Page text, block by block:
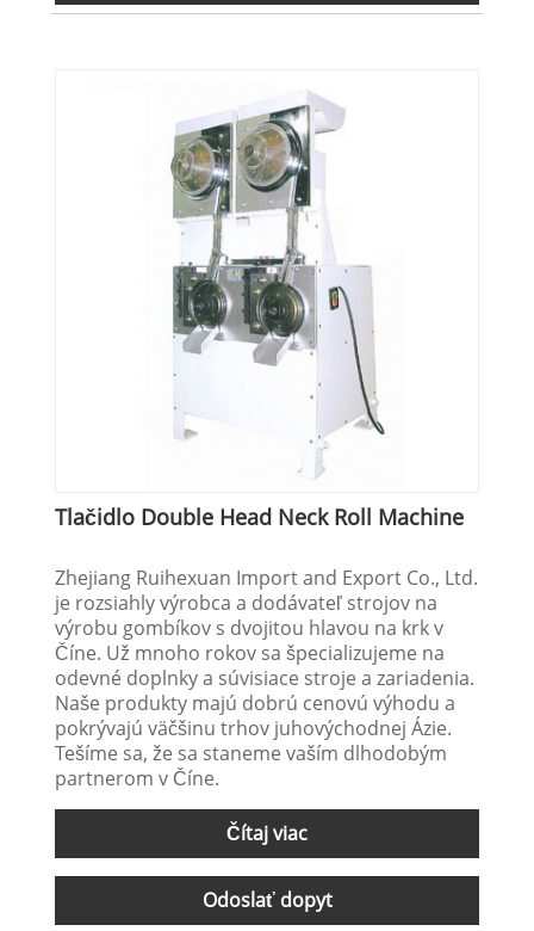
Tlačidlo Double Head Neck Roll Machine
Zhejiang Ruihexuan Import and Export Co., Ltd.
je rozsiahly výrobca a dodávateľ strojov na
výrobu gombíkov s dvojitou hlavou na krk v
Číne. Už mnoho rokov sa špecializujeme na
odevné doplnky a súvisiace stroje a zariadenia.
Naše produkty majú dobrú cenovú výhodu a
pokrývajú väčšinu trhov juhovýchodnej Ázie.
Tešíme sa, že sa staneme vaším dlhodobým
partnerom v Číne.
Čítaj viac
Odoslať dopyt